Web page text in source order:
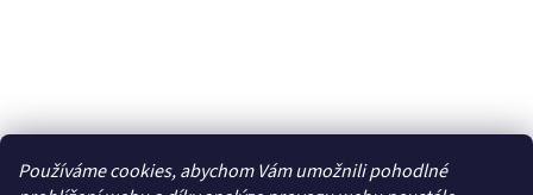
Používáme cookies, abychom Vám umožnili pohodlné
Sledovat na Instagramu